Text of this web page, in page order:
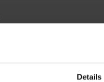
Details